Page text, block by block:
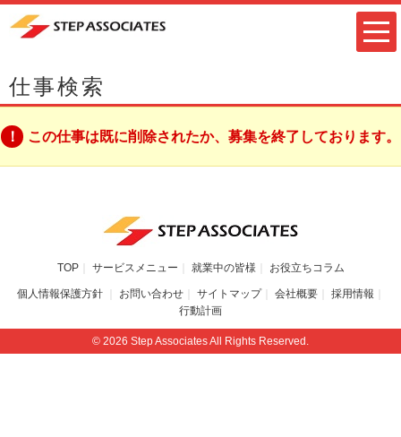
仕事検索
この仕事は既に削除されたか、募集を終了しております。
TOP サービスメニュー 就業中の皆様 お役立ちコラム
個人情報保護方針 お問い合わせ サイトマップ 会社概要
採用情報
行動計画
© 2026 Step Associates All Rights Reserved.